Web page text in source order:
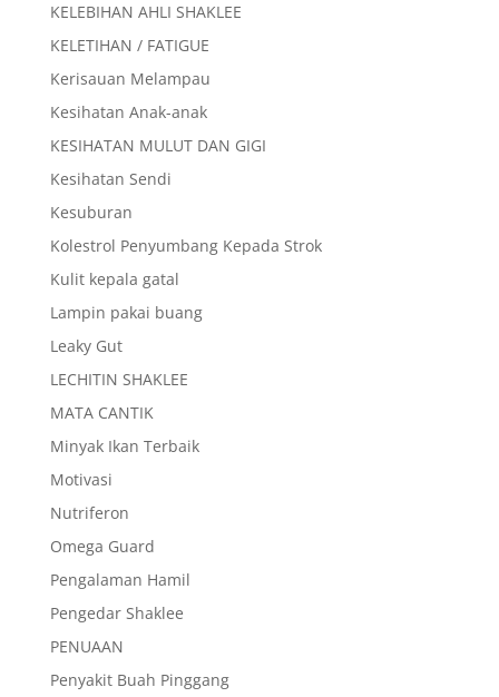
KELEBIHAN AHLI SHAKLEE
KELETIHAN / FATIGUE
Kerisauan Melampau
Kesihatan Anak-anak
KESIHATAN MULUT DAN GIGI
Kesihatan Sendi
Kesuburan
Kolestrol Penyumbang Kepada Strok
Kulit kepala gatal
Lampin pakai buang
Leaky Gut
LECHITIN SHAKLEE
MATA CANTIK
Minyak Ikan Terbaik
Motivasi
Nutriferon
Omega Guard
Pengalaman Hamil
Pengedar Shaklee
PENUAAN
Penyakit Buah Pinggang